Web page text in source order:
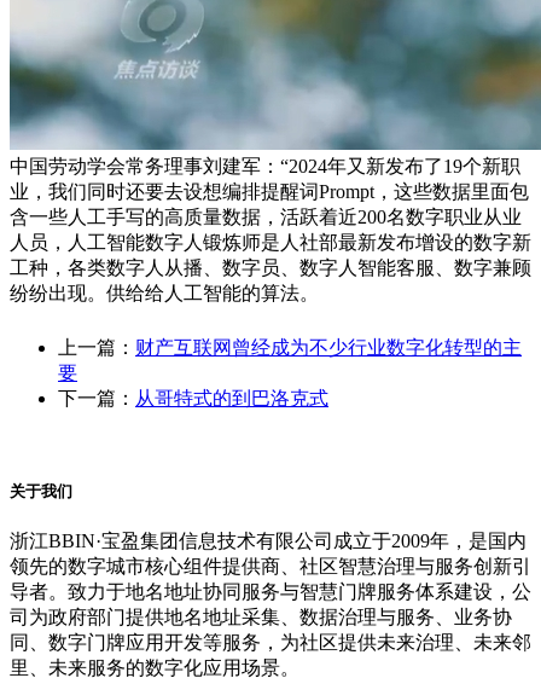
中国劳动学会常务理事刘建军：“2024年又新发布了19个新职
业，我们同时还要去设想编排提醒词Prompt，这些数据里面包
含一些人工手写的高质量数据，活跃着近200名数字职业从业
人员，人工智能数字人锻炼师是人社部最新发布增设的数字新
工种，各类数字人从播、数字员、数字人智能客服、数字兼顾
纷纷出现。供给给人工智能的算法。
上一篇： 财产互联网曾经成为不少行业数字化转型的主
要
下一篇： 从哥特式的到巴洛克式
关于我们
浙江BBIN·宝盈集团信息技术有限公司成立于2009年，是国内
领先的数字城市核心组件提供商、社区智慧治理与服务创新引
导者。致力于地名地址协同服务与智慧门牌服务体系建设，公
司为政府部门提供地名地址采集、数据治理与服务、业务协
同、数字门牌应用开发等服务，为社区提供未来治理、未来邻
里、未来服务的数字化应用场景。